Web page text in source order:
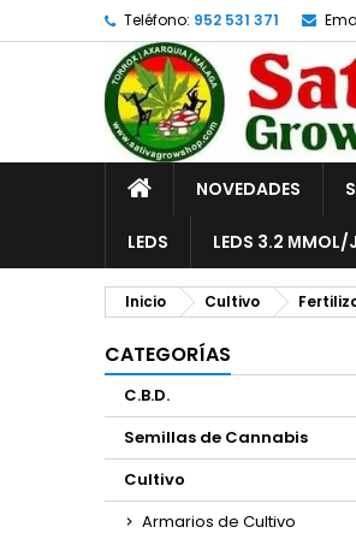
Teléfono: 952 531 371
INICIONOVEDADES
LEDS LEDS 3.2 ΜMOL/J
Inicio Cultivo
CATEGORÍAS
C.B.D.
Semillas de Cannabis
Cultivo
Armarios de Cultivo